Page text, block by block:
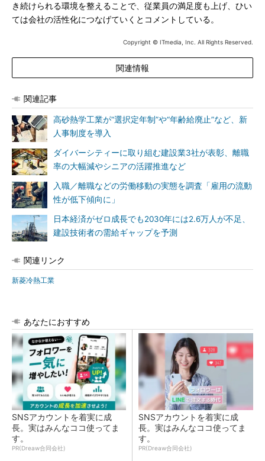
き続けられる環境を整えることで、従業員の満足度も上げ、ひい
ては会社の活性化につなげていくとコメントしている。
Copyright © ITmedia, Inc. All Rights Reserved.
関連情報
関連記事
高砂熱学工業が“選択定年制”や“年齢給廃止”など、新
人事制度を導入
ダイバーシティーに取り組む建設業3社が表彰、離職
率の大幅減やシニアの活躍推進など
入職／離職などの労働移動の実態を調査「雇用の流動
性が低下傾向に」
日本経済がゼロ成長でも2030年には2.6万人が不足、
建設技術者の需給ギャップを予測
関連リンク
新菱冷熱工業
あなたにおすすめ
SNSアカウントを着実に成
長。実はみんなココ使ってま
す。
PR(Dreaw合同会社)
SNSアカウントを着実に成
長。実はみんなココ使ってま
す。
PR(Dreaw合同会社)